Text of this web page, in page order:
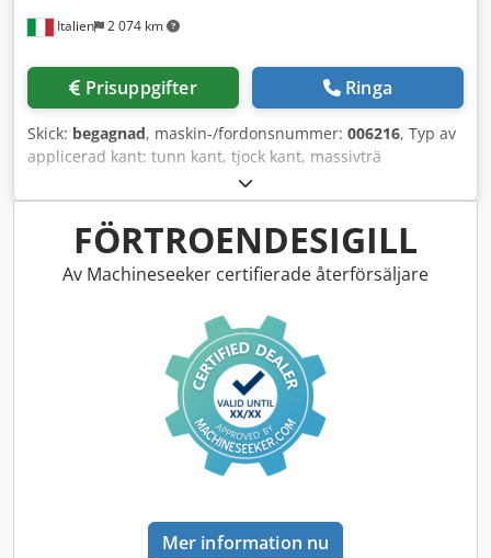
Italien 2 074 km
Prisuppgifter Ringa
Skick: begagnad, maskin-/fordonsnummer: 006216, Typ av
applicerad kant: tunn kant, tjock kant, massivträ
Limsystem: EVA Fogfräsning: ja Multifunktionsenhet: ja
Överfräsenhet: ja Dksdpfx Aljy Nk Ahsdjr Maximal
matningshastighet: 18 m/min
FÖRTROENDESIGILL
Av Machineseeker certifierade återförsäljare
Mer information nu